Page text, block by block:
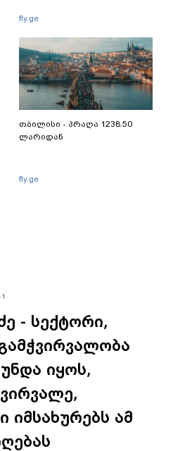
fly.ge
თბილისი - პრაღა 1238.50
ლარიდან
fly.ge
- სექტორი,
იყოს,
იმსახურებს ამ